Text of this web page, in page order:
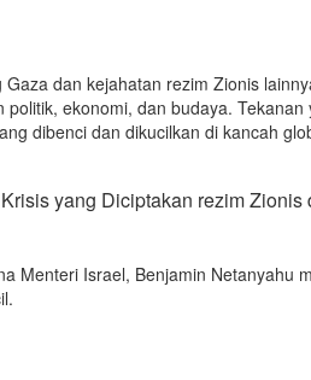
Gaza dan kejahatan rezim Zionis
politik, ekonomi, dan budaya.
dibenci dan dikucilkan di kancah
yang Diciptakan rezim Zionis
Menteri Israel, Benjamin Netanyahu